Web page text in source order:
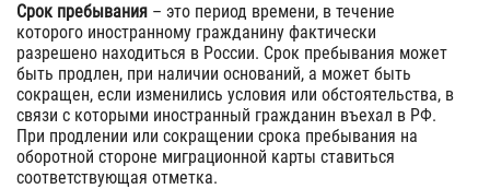
Срок пребывания – это период времени, в течение
которого иностранному гражданину фактически
разрешено находиться в России. Срок пребывания может
быть продлен, при наличии оснований, а может быть
сокращен, если изменились условия или обстоятельства, в
связи с которыми иностранный гражданин въехал в РФ.
При продлении или сокращении срока пребывания на
оборотной стороне миграционной карты ставиться
соответствующая отметка.